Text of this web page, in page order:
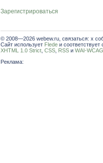
Зарегистрироваться
© 2008—2026 webew.ru, связаться: x
Сайт использует Flede и соответствует
XHTML 1.0 Strict CSS RSS и WAI-
Реклама: